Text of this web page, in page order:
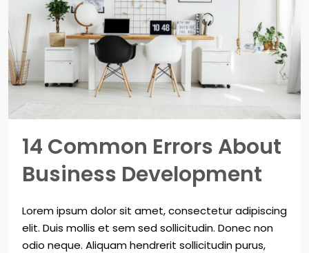
14 Common Errors About
Business Development
Lorem ipsum dolor sit amet, consectetur adipiscing
elit. Duis mollis et sem sed sollicitudin. Donec non
odio neque. Aliquam hendrerit sollicitudin purus,